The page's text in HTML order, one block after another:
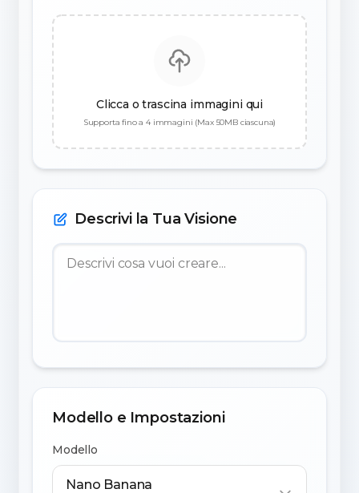
Clicca o trascina immagini qui
Supporta fino a 4 immagini (Max 50MB ciascuna)
Descrivi la Tua Visione
Modello e Impostazioni
Modello
Nano Banana